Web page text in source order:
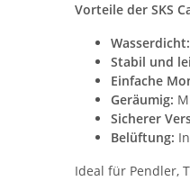
Vorteile der SKS
Wasserdicht:
Stabil und
Einfache
Geräumig:
Sicherer
Belüftung:
Ideal für Pendler,